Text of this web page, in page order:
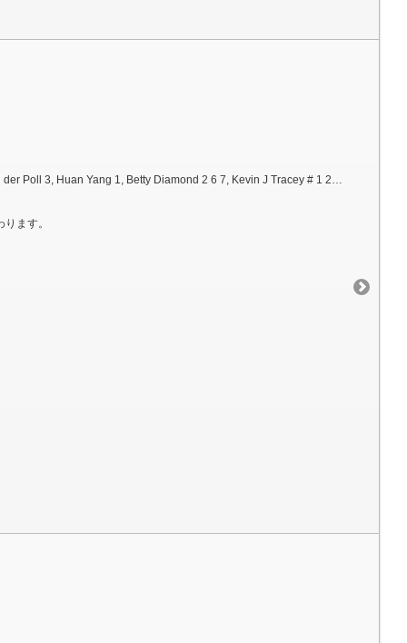
1, Betty Diamond 2 6 7, Kevin J Tracey # 1 2 6, Sangeeta S Chavan # 1 2 6
ます。